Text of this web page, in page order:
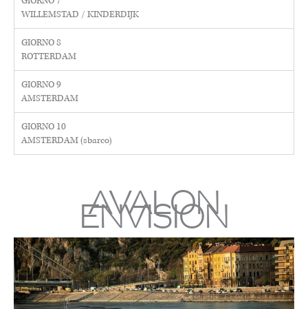
WILLEMSTAD / KINDERDIJK
GIORNO 8
ROTTERDAM
GIORNO 9
AMSTERDAM
GIORNO 10
AMSTERDAM (sbarco)
AVALON
ENVISION